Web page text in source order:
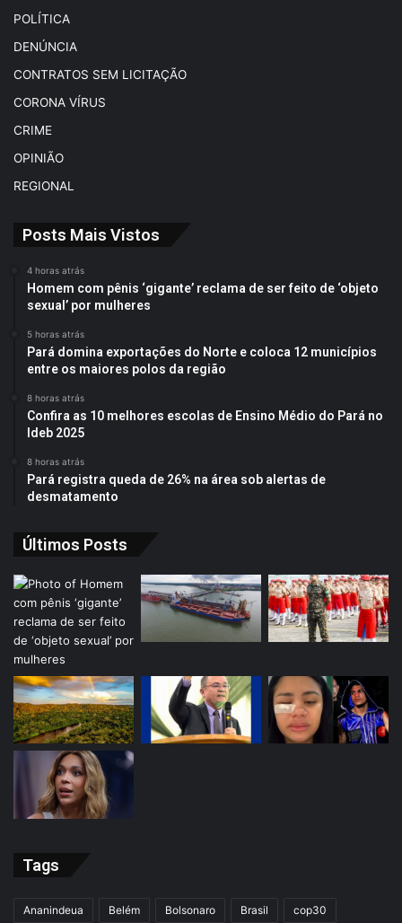
POLÍTICA
DENÚNCIA
CONTRATOS SEM LICITAÇÃO
CORONA VÍRUS
CRIME
OPINIÃO
REGIONAL
Posts Mais Vistos
4 horas atrás
Homem com pênis ‘gigante’ reclama de ser feito de ‘objeto
sexual’ por mulheres
5 horas atrás
Pará domina exportações do Norte e coloca 12 municípios
entre os maiores polos da região
8 horas atrás
Confira as 10 melhores escolas de Ensino Médio do Pará no
Ideb 2025
8 horas atrás
Pará registra queda de 26% na área sob alertas de
desmatamento
Últimos Posts
Tags
Ananindeua Belém Bolsonaro Brasil cop30